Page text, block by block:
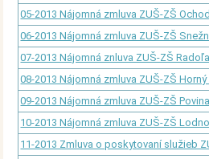
05-2013 Nájomná zmluva ZUŠ-ZŠ
06-2013 Nájomná zmluva ZUŠ-ZŠ
07-2013 Nájomná znluva ZUŠ-ZŠ
08-2013 Nájomná zmluva ZUŠ-ZŠ
09-2013 Nájomná zmluva ZUŠ-ZŠ
10-2013 Nájomná zmluva ZUŠ-ZŠ
11-2013 Zmluva o poskytovaní služieb